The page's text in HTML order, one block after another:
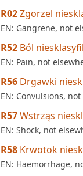
R02Zgorzel
EN: Gangrene, not
R52 Ból
EN: Pain, not
R56 Drgawki
EN: Convulsions,
R57Wstrząs
EN: Shock, not
R58 Krwotok
EN: Haemorrhage,